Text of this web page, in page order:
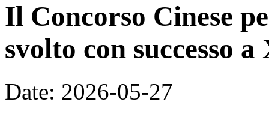
Il Concorso Cinese
svolto con successo
Date: 2026-05-27